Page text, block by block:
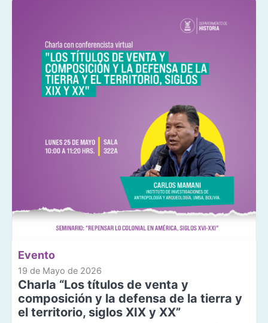
Evento
19 de Mayo de 2026
Charla “Los títulos de venta y
composición y la defensa de la tierra y
el territorio, siglos XIX y XX”